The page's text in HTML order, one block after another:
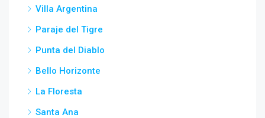
Villa Argentina
Paraje del Tigre
Punta del Diablo
Bello Horizonte
La Floresta
Santa Ana